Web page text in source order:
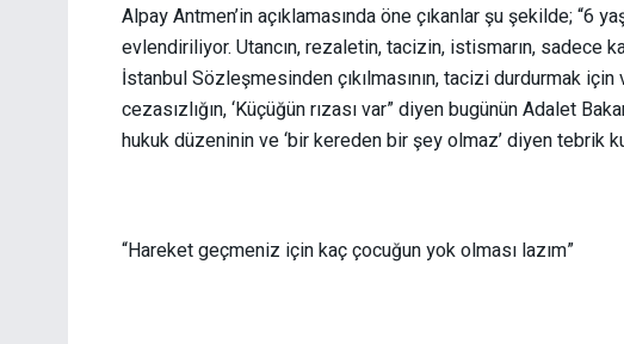
Alpay Antmen’in açıklamasında öne çıkanlar şu şekilde; “6
evlendiriliyor. Utancın, rezaletin, tacizin, istismarın, sadece
İstanbul Sözleşmesinden çıkılmasının, tacizi durdurmak
cezasızlığın, ‘Küçüğün rızası var” diyen bugünün Adalet
hukuk düzeninin ve ‘bir kereden bir şey olmaz’ diyen tebrik
“Hareket geçmeniz için kaç çocuğun yok olması lazım”